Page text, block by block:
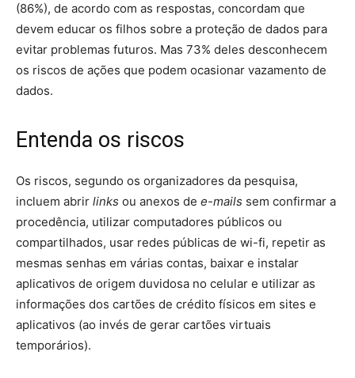
(86%), de acordo com as respostas, concordam que
devem educar os filhos sobre a proteção de dados para
evitar problemas futuros. Mas 73% deles desconhecem
os riscos de ações que podem ocasionar vazamento de
dados.
Entenda os riscos
Os riscos, segundo os organizadores da pesquisa,
incluem abrir links ou anexos de e-mails sem confirmar a
procedência, utilizar computadores públicos ou
compartilhados, usar redes públicas de wi-fi, repetir as
mesmas senhas em várias contas, baixar e instalar
aplicativos de origem duvidosa no celular e utilizar as
informações dos cartões de crédito físicos em sites e
aplicativos (ao invés de gerar cartões virtuais
temporários).